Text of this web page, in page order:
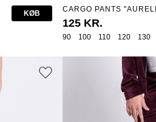
KØB
90 100 110 120 130
CARGO PANTS
125 KR.